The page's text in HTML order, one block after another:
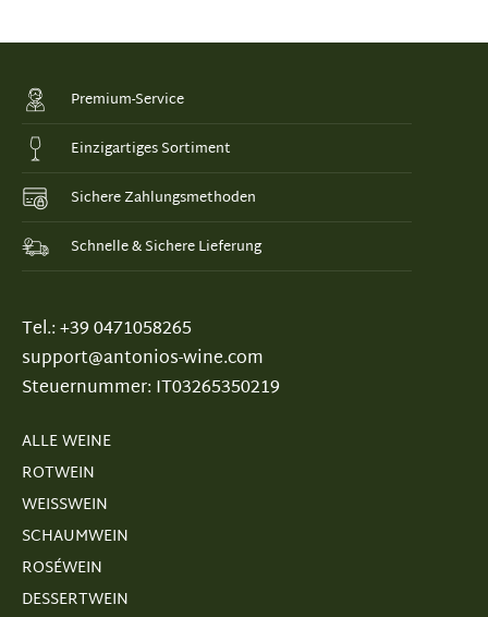
Premium-Service
Einzigartiges Sortiment
Sichere Zahlungsmethoden
Schnelle & Sichere Lieferung
Tel.: +39 0471058265
support@antonios-wine.com
Steuernummer: IT03265350219
ALLE WEINE
ROTWEIN
WEISSWEIN
SCHAUMWEIN
ROSÉWEIN
DESSERTWEIN